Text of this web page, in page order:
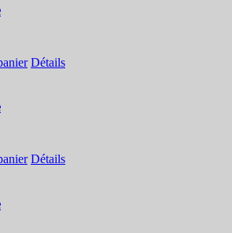
Détails
Détails